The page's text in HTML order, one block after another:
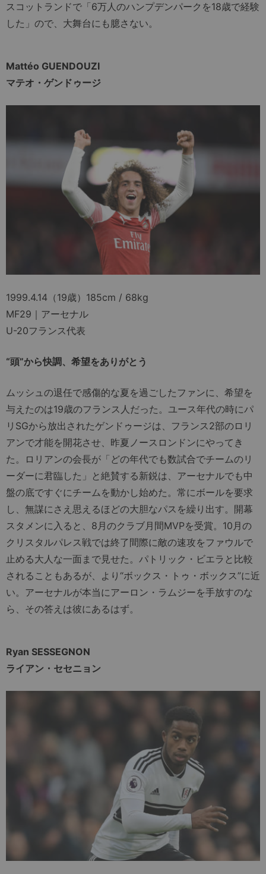
スコットランドで「6万人のハンプデンパークを18歳で経験
した」ので、大舞台にも臆さない。
Mattéo GUENDOUZI
マテオ・ゲンドゥージ
1999.4.14（19歳）185cm / 68kg
MF29｜アーセナル
U-20フランス代表
“頭”から快調、希望をありがとう
ムッシュの退任で感傷的な夏を過ごしたファンに、希望を
与えたのは19歳のフランス人だった。ユース年代の時にパ
リSGから放出されたゲンドゥージは、フランス2部のロリ
アンで才能を開花させ、昨夏ノースロンドンにやってき
た。ロリアンの会長が「どの年代でも数試合でチームのリ
ーダーに君臨した」と絶賛する新鋭は、アーセナルでも中
盤の底ですぐにチームを動かし始めた。常にボールを要求
し、無謀にさえ思えるほどの大胆なパスを繰り出す。開幕
スタメンに入ると、8月のクラブ月間MVPを受賞。10月の
クリスタルパレス戦では終了間際に敵の速攻をファウルで
止める大人な一面まで見せた。パトリック・ビエラと比較
されることもあるが、より“ボックス・トゥ・ボックス”に近
い。アーセナルが本当にアーロン・ラムジーを手放すのな
ら、その答えは彼にあるはず。
Ryan SESSEGNON
ライアン・セセニョン